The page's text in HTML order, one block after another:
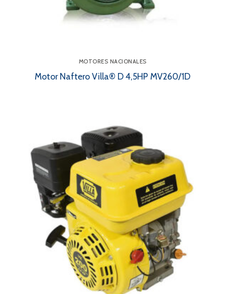
MOTORES NACIONALES
Motor Naftero Villa® D 4,5HP MV260/1D